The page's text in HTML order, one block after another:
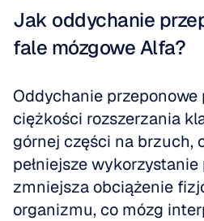
Jak oddychanie
fale mózgowe Alfa?
Oddychanie
ciężkości rozszerzania
górnej części na brzuch,
pełniejsze wykorzystanie
zmniejsza obciążenie
organizmu, co mózg